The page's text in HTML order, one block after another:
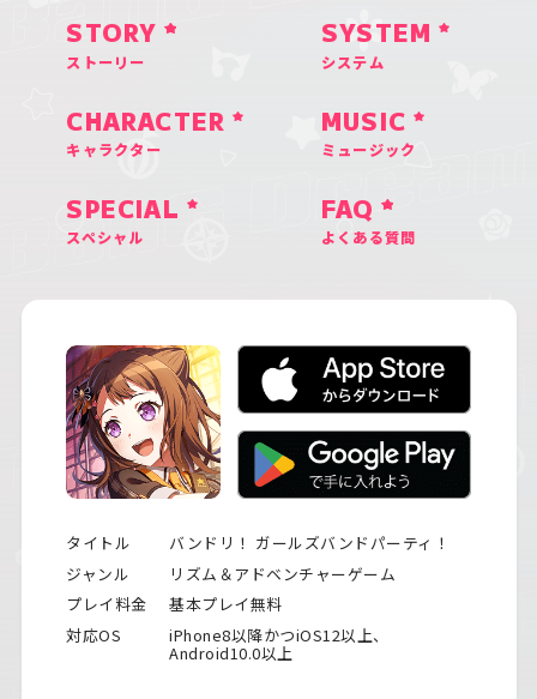
STORY
ストーリー
SYSTEM
システム
CHARACTER
キャラクター
MUSIC
ミュージック
SPECIAL
スペシャル
FAQ
よくある質問
タイトル
バンドリ！ ガールズバンドパーティ！
ジャンル
リズム＆アドベンチャーゲーム
プレイ料金
基本プレイ無料
対応OS
iPhone8以降かつiOS12以上、
Android10.0以上